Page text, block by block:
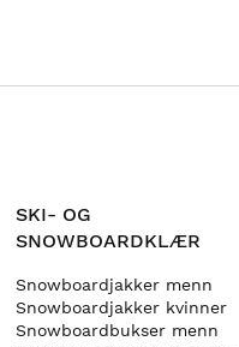
SKI- OG
SNOWBOARDKLÆR
Snowboardjakker menn
Snowboardjakker kvinner
Snowboardbukser menn